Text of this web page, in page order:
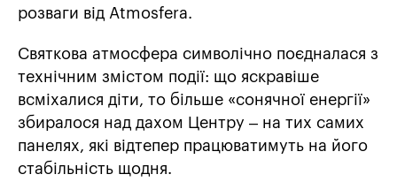
розваги від Atmosfera.
Святкова атмосфера символічно поєдналася з
технічним змістом події: що яскравіше
всміхалися діти, то більше «сонячної енергії»
збиралося над дахом Центру – на тих самих
панелях, які відтепер працюватимуть на його
стабільність щодня.